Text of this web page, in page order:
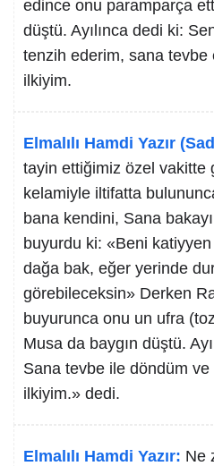
edince onu paramparça
düştü. Ayılınca dedi ki:
tenzih ederim, sana tevbe
ilkiyim.
Elmalılı Hamdi Yazır
tayin ettiğimiz özel vakitte
kelamiyle iltifatta
bana kendini, Sana
buyurdu ki: «Beni
dağa bak, eğer yerinde
görebileceksin» Derken
buyurunca onu un ufra
Musa da baygın düştü.
Sana tevbe ile döndüm ve
ilkiyim.» dedi.
Elmalılı Hamdi Yazır: Ne